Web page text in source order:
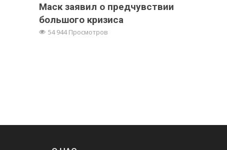
Маск заявил о предчувствии
большого кризиса
54 944 Просмотров